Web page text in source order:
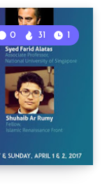
0 31 1